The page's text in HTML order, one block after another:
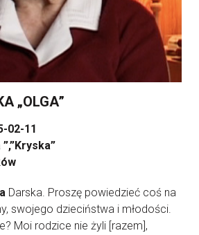
„OLGA”
02-11
Darska. Proszę powiedzieć coś na
swojego dzieciństwa i młodości.
Moi rodzice nie żyli [razem],